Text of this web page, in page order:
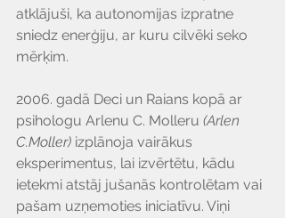
atklājuši, ka autonomijas izpratne
sniedz enerģiju, ar kuru cilvēki seko
mērķim.
2006. gadā Deci un Raians kopā ar
psihologu Arlenu C. Molleru (Arlen
C.Moller) izplānoja vairākus
eksperimentus, lai izvērtētu, kādu
ietekmi atstāj jušanās kontrolētam vai
pašam uzņemoties iniciatīvu. Viņi